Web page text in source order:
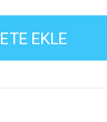
EKLE